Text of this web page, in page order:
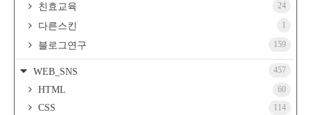
친효교육 24
다른스킨 1
블로그연구 159
WEB_SNS 457
HTML 60
CSS 114